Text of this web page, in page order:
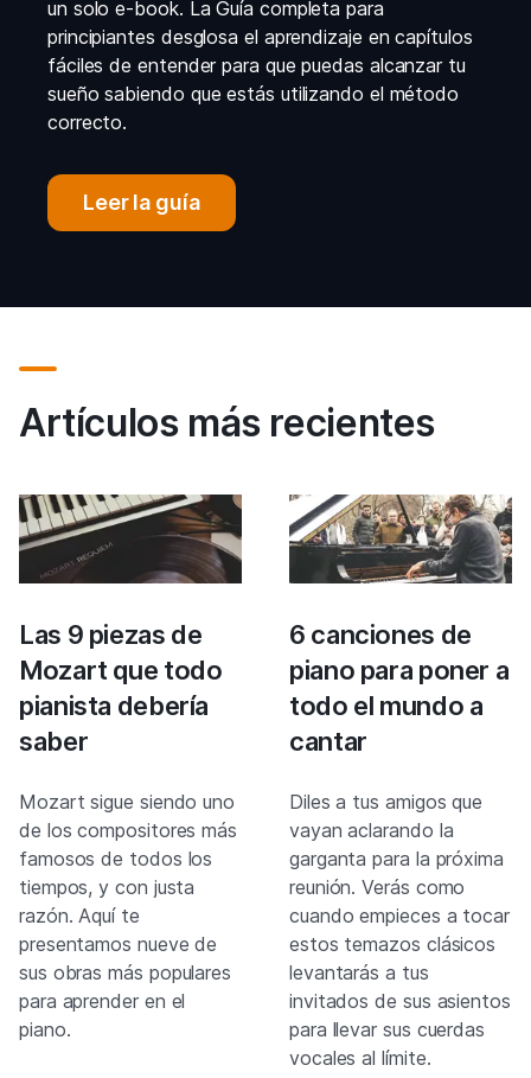
un solo e-book. La Guía completa para
principiantes desglosa el aprendizaje en capítulos
fáciles de entender para que puedas alcanzar tu
sueño sabiendo que estás utilizando el método
correcto.
Leer la guía
Artículos más recientes
Las 9 piezas de
Mozart que todo
pianista debería
saber
Mozart sigue siendo uno
de los compositores más
famosos de todos los
tiempos, y con justa
razón. Aquí te
presentamos nueve de
sus obras más populares
para aprender en el
piano.
6 canciones de
piano para poner a
todo el mundo a
cantar
Diles a tus amigos que
vayan aclarando la
garganta para la próxima
reunión. Verás como
cuando empieces a tocar
estos temazos clásicos
levantarás a tus
invitados de sus asientos
para llevar sus cuerdas
vocales al límite.